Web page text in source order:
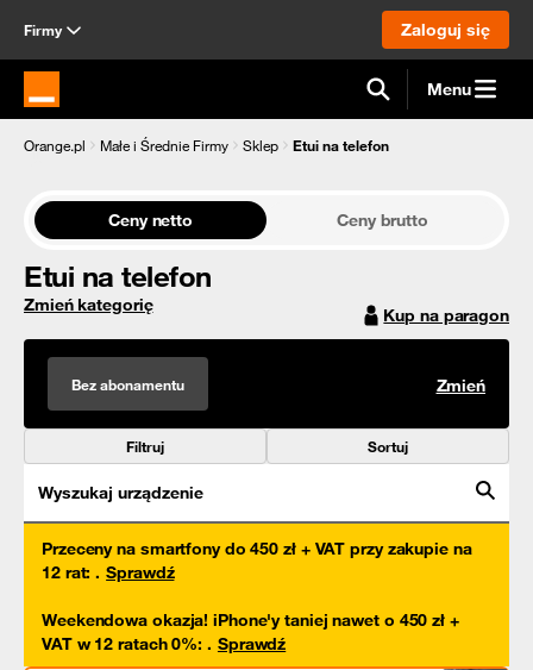
Firmy Zaloguj się
Strona główna Orange.pl Menu
Orange.pl Małe i Średnie Firmy Sklep Etui na telefon
Ceny netto Ceny brutto
Etui na telefon
Zmień kategorię Kup na paragon
Bez abonamentu Zmień
Filtruj Sortuj
Wyszukaj urządzenie
Przeceny na smartfony do 450 zł + VAT przy zakupie na
12 rat: . Sprawdź
Weekendowa okazja! iPhone'y taniej nawet o 450 zł +
VAT w 12 ratach 0%: . Sprawdź